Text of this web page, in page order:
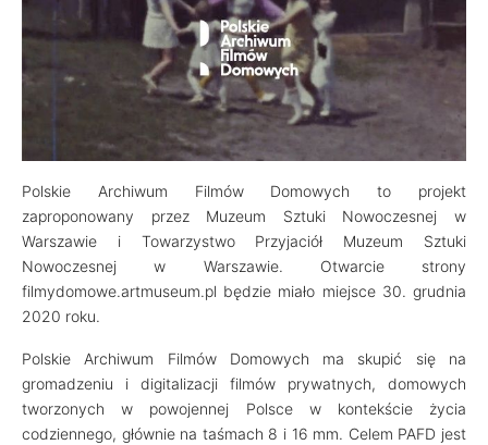
Polskie Archiwum Filmów Domowych to projekt
zaproponowany przez Muzeum Sztuki Nowoczesnej w
Warszawie i Towarzystwo Przyjaciół Muzeum Sztuki
Nowoczesnej w Warszawie. Otwarcie strony
filmydomowe.artmuseum.pl będzie miało miejsce 30. grudnia
2020 roku.
Polskie Archiwum Filmów Domowych ma skupić się na
gromadzeniu i digitalizacji filmów prywatnych, domowych
tworzonych w powojennej Polsce w kontekście życia
codziennego, głównie na taśmach 8 i 16 mm. Celem PAFD jest